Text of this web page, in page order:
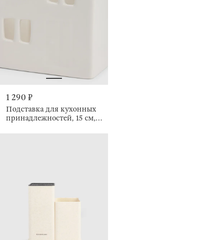
1 290 ₽
Подставка для кухонных
принадлежностей, 15 см,